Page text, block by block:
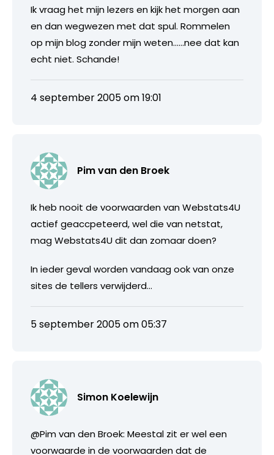
Ik vraag het mijn lezers en kijk het morgen aan
en dan wegwezen met dat spul. Rommelen
op mijn blog zonder mijn weten……nee dat kan
echt niet. Schande!
4 september 2005 om 19:01
Pim van den Broek
Ik heb nooit de voorwaarden van Webstats4U
actief geaccpeteerd, wel die van netstat,
mag Webstats4U dit dan zomaar doen?
In ieder geval worden vandaag ook van onze
sites de tellers verwijderd…
5 september 2005 om 05:37
Simon Koelewijn
@Pim van den Broek: Meestal zit er wel een
voorwaarde in de voorwaarden dat de